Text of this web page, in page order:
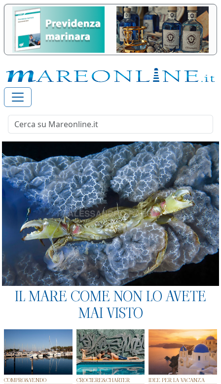
IL MARE COME NON LO AVETE
MAI VISTO
COMPRO&VENDO CROCIERE&CHARTER IDEE PER LA VACANZA